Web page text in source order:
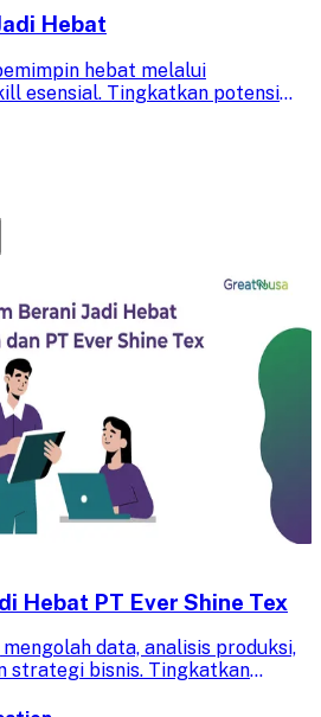
Hebat
hebat melalui
esensial. Tingkatkan potensi
Hebat PT Ever Shine Tex
data, analisis produksi,
strategi bisnis. Tingkatkan